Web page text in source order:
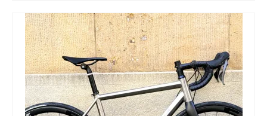
öffnungszeiten / kontakt
leasing / finanzierung
preistool
kalender
specials